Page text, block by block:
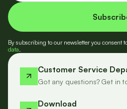
By subscribing to our newsletter you consent
data.
Customer Service
Got any questions? Get in
Download